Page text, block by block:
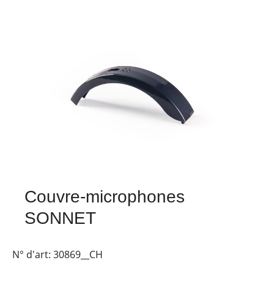
Couvre-microphones
SONNET
N° d'art: 30869__CH